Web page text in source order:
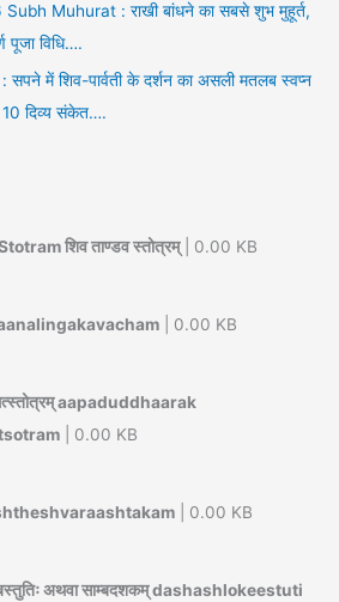
Muhurat : राखी बांधने का सबसे शुभ मुहूर्त,
पूजा विधि….
में शिव-पार्वती के दर्शन का असली मतलब स्वप्न
दिव्य संकेत….
शिव ताण्डव स्तोत्रम्| 0.00 KB
| 0.00 KB
aapaduddhaarak
| 0.00 KB
| 0.00 KB
अथवा साम्बदशकम् dashashlokeestuti